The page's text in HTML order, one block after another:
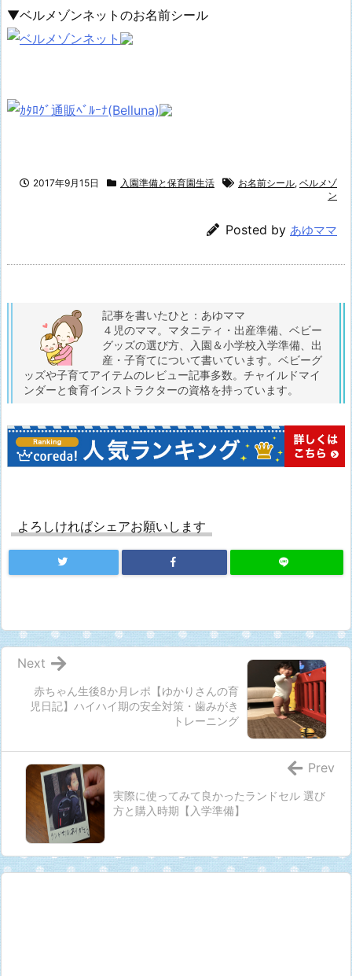
▼ベルメゾンネットのお名前シール
2017年9月15日 入園準備と保育園生活 お名前シール, ベルメゾ
ン
Posted by あゆママ
記事を書いたひと：あゆママ
４児のママ。マタニティ・出産準備、ベビー
グッズの選び方、入園＆小学校入学準備、出
産・子育てについて書いています。ベビーグ
ッズや子育てアイテムのレビュー記事多数。チャイルドマイ
ンダーと食育インストラクターの資格を持っています。
よろしければシェアお願いします
赤ちゃん生後8か月レポ【ゆかりさんの育
児日記】ハイハイ期の安全対策・歯みがき
トレーニング
Next
実際に使ってみて良かったランドセル 選び
方と購入時期【入学準備】
Prev